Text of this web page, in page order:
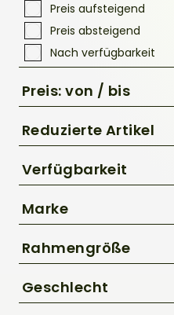
Preis aufsteigend
Preis absteigend
Nach verfügbarkeit
Preis: von / bis
Reduzierte Artikel
Nur Reduzierte Artikel
Verfügbarkeit
Marke
Cannondale
CUBE
Diamant
Rahmengröße
47 cm
49 cm
Geschlecht